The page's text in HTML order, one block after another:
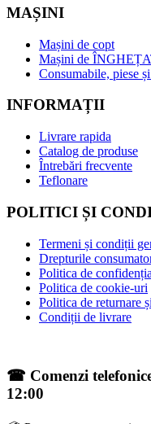
MAȘINI
Mașini de copt
Mașini de
Consumabile, piese
INFORMAȚII
Livrare rapida
Catalog de produse
Întrebări frecvente
Teflonare
POLITICI ȘI
Termeni și condiții
Drepturile
Politica de
Politica de cookie-uri
Politica de returnare
Condiții de livrare
☎ Comenzi
12:00